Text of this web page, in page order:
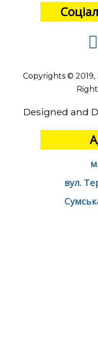
Copyrights © 2019,
Designed and
вул.